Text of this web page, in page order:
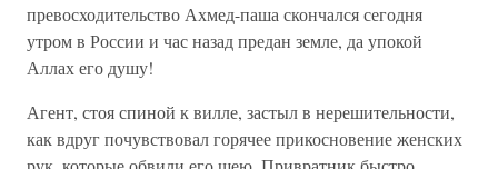
превосходительство Ахмед-паша скончался сегодня
утром в России и час назад предан земле, да упокой
Аллах его душу!
Агент, стоя спиной к вилле, застыл в нерешительности,
как вдруг почувствовал горячее прикосновение женских